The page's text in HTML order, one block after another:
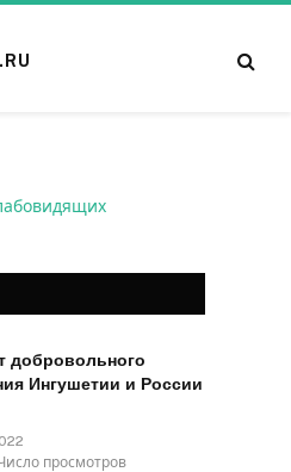
добровольного
Ингушетии и России
просмотров